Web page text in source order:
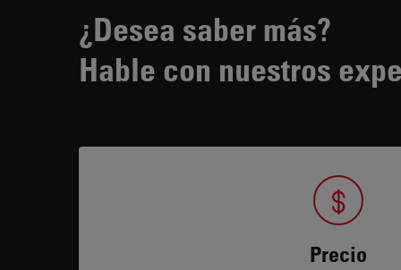
¿Desea saber más?
Hable con nuestros
Precio